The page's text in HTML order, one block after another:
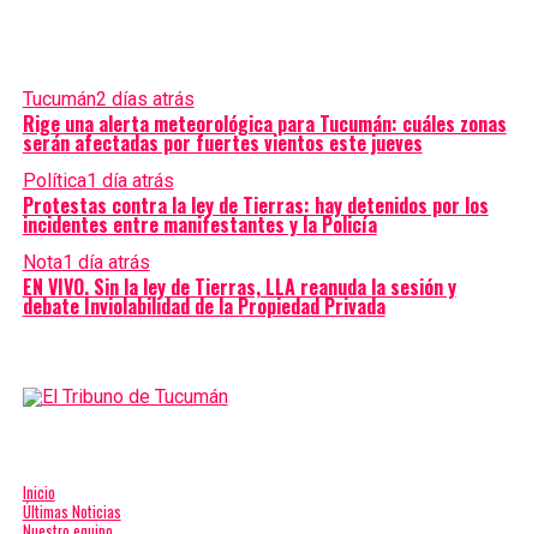
Tucumán2 días atrás
Rige una alerta meteorológica para Tucumán: cuáles zonas
serán afectadas por fuertes vientos este jueves
Política1 día atrás
Protestas contra la ley de Tierras: hay detenidos por los
incidentes entre manifestantes y la Policía
Nota1 día atrás
EN VIVO. Sin la ley de Tierras, LLA reanuda la sesión y
debate Inviolabilidad de la Propiedad Privada
Inicio
Últimas Noticias